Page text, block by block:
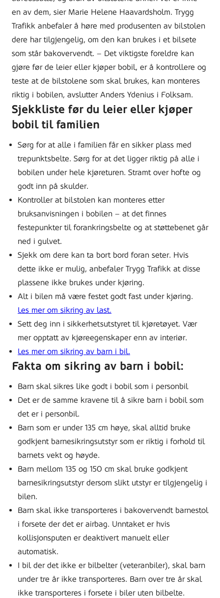
en av dem, sier Marie Helene Haavardsholm. Trygg
Trafikk anbefaler å høre med produsenten av bilstolen
dere har tilgjengelig, om den kan brukes i et bilsete
som står bakovervendt. – Det viktigste foreldre kan
gjøre før de leier eller kjøper bobil, er å kontrollere og
teste at de bilstolene som skal brukes, kan monteres
riktig i bobilen, avslutter Anders Ydenius i Folksam.
Sjekkliste før du leier eller kjøper
bobil til familien
Sørg for at alle i familien får en sikker plass med
trepunktsbelte. Sørg for at det ligger riktig på alle i
bobilen under hele kjøreturen. Stramt over hofte og
godt inn på skulder.
Kontroller at bilstolen kan monteres etter
bruksanvisningen i bobilen – at det finnes
festepunkter til forankringsbelte og at støttebenet går
ned i gulvet.
Sjekk om dere kan ta bort bord foran seter. Hvis
dette ikke er mulig, anbefaler Trygg Trafikk at disse
plassene ikke brukes under kjøring.
Alt i bilen må være festet godt fast under kjøring.
Les mer om sikring av last.
Sett deg inn i sikkerhetsutstyret til kjøretøyet. Vær
mer opptatt av kjøreegenskaper enn av interiør.
Les mer om sikring av barn i bil.
Fakta om sikring av barn i bobil:
Barn skal sikres like godt i bobil som i personbil
Det er de samme kravene til å sikre barn i bobil som
det er i personbil.
Barn som er under 135 cm høye, skal alltid bruke
godkjent barnesikringsutstyr som er riktig i forhold til
barnets vekt og høyde.
Barn mellom 135 og 150 cm skal bruke godkjent
barnesikringsutstyr dersom slikt utstyr er tilgjengelig i
bilen.
Barn skal ikke transporteres i bakovervendt barnestol
i forsete der det er airbag. Unntaket er hvis
kollisjonsputen er deaktivert manuelt eller
automatisk.
I bil der det ikke er bilbelter (veteranbiler), skal barn
under tre år ikke transporteres. Barn over tre år skal
ikke transporteres i forsete i biler uten bilbelte.